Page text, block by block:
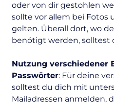
oder von dir gestohlen
sollte vor allem bei Fotos
gelten. Überall dort, wo
benötigt werden, solltest
Nutzung verschiedener
Passwörter: Für deine
solltest du dich mit
Mailadressen anmelden,